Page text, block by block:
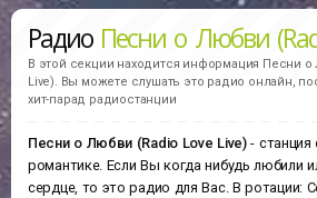
Радио Песни о Любви
В этой секции находится информация Песни о
Live). Вы можете слушать это радио онлайн,
хит-парад радиостанции
Песни о Любви (Radio Love Live)- станция
романтике. Если Вы когда нибудь любили
сердце, то это радио для Вас. В ротации: